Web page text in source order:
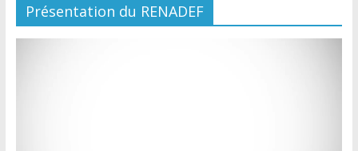
Présentation du RENADEF